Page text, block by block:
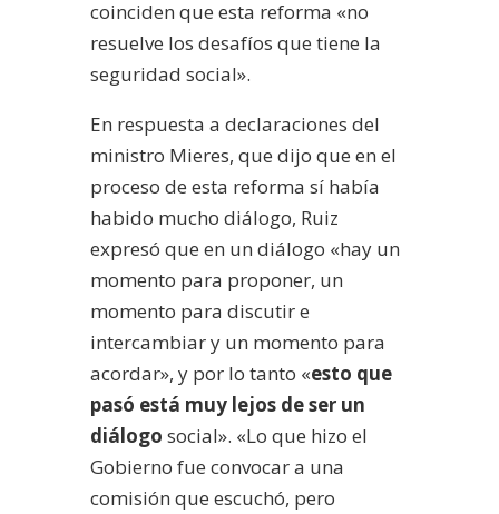
coinciden que esta reforma «no
resuelve los desafíos que tiene la
seguridad social».
En respuesta a declaraciones del
ministro Mieres, que dijo que en el
proceso de esta reforma sí había
habido mucho diálogo, Ruiz
expresó que en un diálogo «hay un
momento para proponer, un
momento para discutir e
intercambiar y un momento para
acordar», y por lo tanto «esto que
pasó está muy lejos de ser un
diálogo social». «Lo que hizo el
Gobierno fue convocar a una
comisión que escuchó, pero